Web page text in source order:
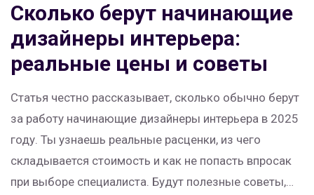
Сколько берут начинающие
дизайнеры интерьера:
реальные цены и советы
Статья честно рассказывает, сколько обычно берут
за работу начинающие дизайнеры интерьера в 2025
году. Ты узнаешь реальные расценки, из чего
складывается стоимость и как не попасть впросак
при выборе специалиста. Будут полезные советы,